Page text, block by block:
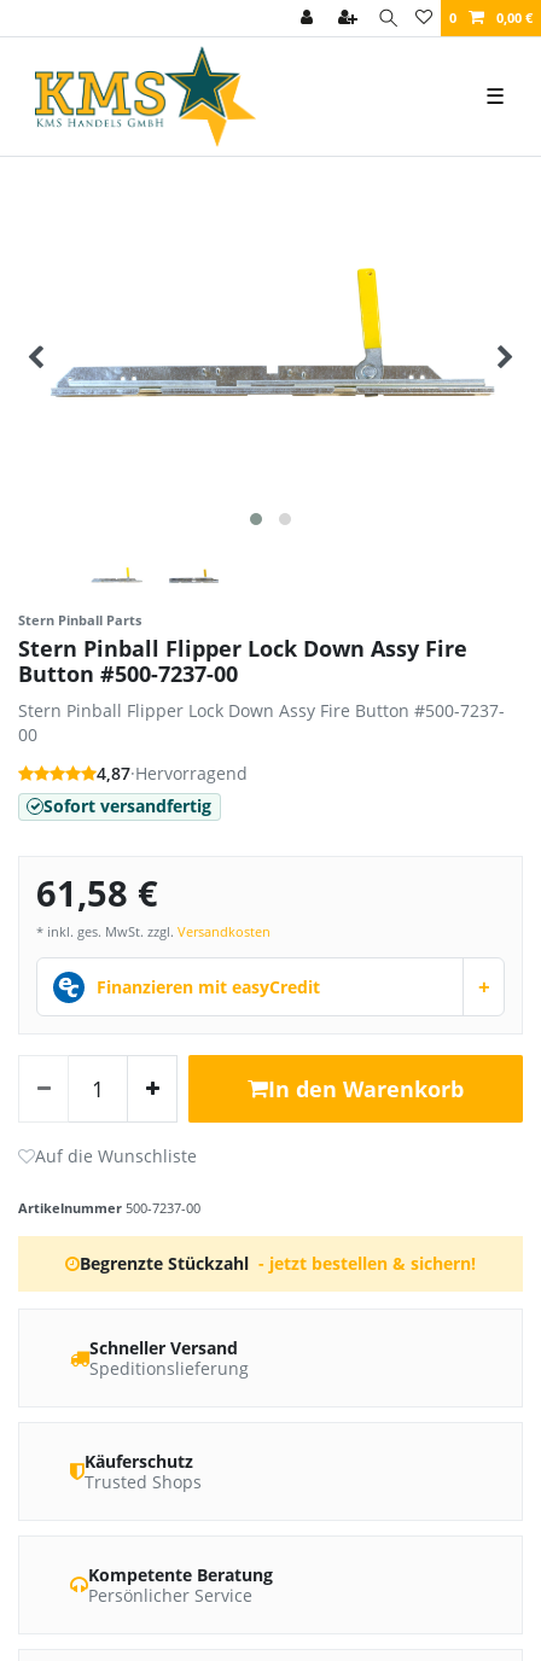
0 0,00 €
☰
Stern Pinball Parts
Stern Pinball Flipper Lock Down Assy Fire
Button #500-7237-00
Stern Pinball Flipper Lock Down Assy Fire Button #500-7237-
00
4,87·Hervorragend
Sofort versandfertig
61,58 €
* inkl. ges. MwSt. zzgl. Versandkosten
Finanzieren mit easyCredit +
In den Warenkorb
Artikelnummer 500-7237-00
Begrenzte Stückzahl - jetzt bestellen & sichern!
Schneller Versand
Speditionslieferung
Käuferschutz
Trusted Shops
Kompetente Beratung
Persönlicher Service